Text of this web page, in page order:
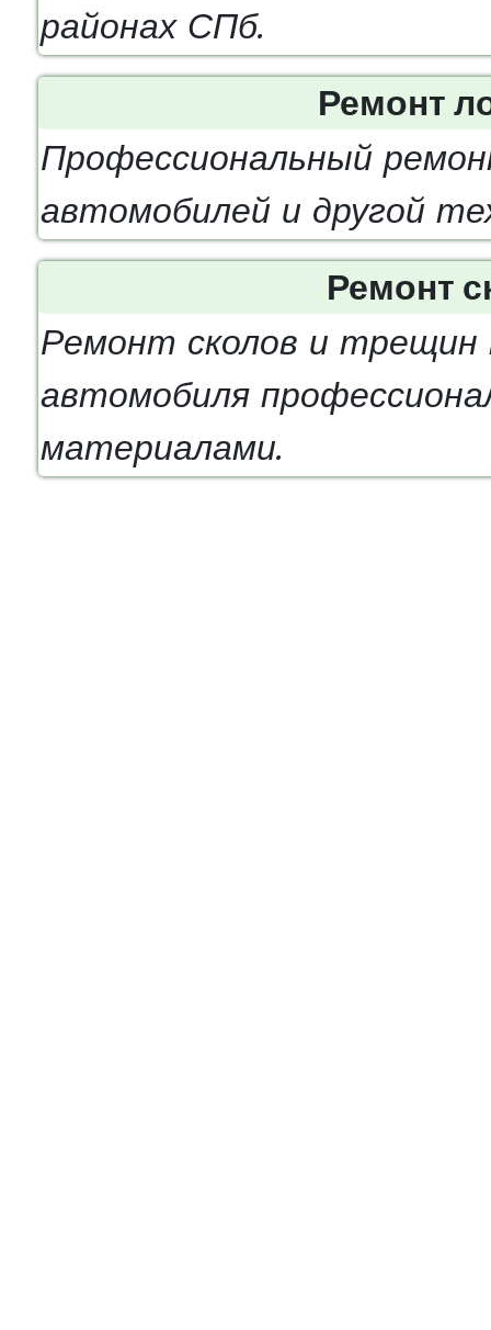
районах СПб.
Ремонт
Профессиональный
автомобилей и другой
Ремонт
Ремонт сколов и трещин
автомобиля
материалами.